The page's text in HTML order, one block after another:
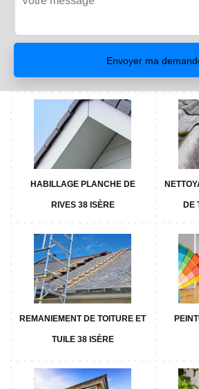
HABILLAGE PLANCHE DE
RIVES 38 ISÈRE DE
REMANIEMENT DE TOITURE ET
TUILE 38 ISÈRE